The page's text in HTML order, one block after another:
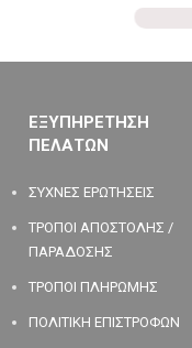
ΕΞΥΠΗΡΕΤΗΣΗ
ΠΕΛΑΤΩΝ
ΣΥΧΝΕΣ ΕΡΩΤΗΣΕΙΣ
ΤΡΟΠΟΙ ΑΠΟΣΤΟΛΗΣ /
ΠΑΡΑΔΟΣΗΣ
ΤΡΟΠΟΙ ΠΛΗΡΩΜΗΣ
ΠΟΛΙΤΙΚΗ ΕΠΙΣΤΡΟΦΩΝ